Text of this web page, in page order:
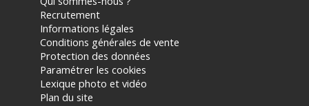
Recrutement
Informations légales
Conditions générales de vente
Protection des données
Paramétrer les cookies
Lexique photo et vidéo
Plan du site